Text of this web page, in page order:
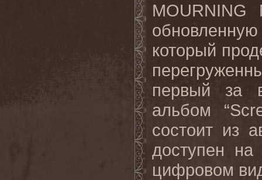
MOURNING
который
первый за
альбом “
состоит из
доступен
цифровом